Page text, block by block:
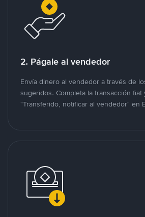
2. Págale al vendedor
Envía dinero al vendedor a través de
sugeridos. Completa la transacción fiat
"Transferido, notificar al vendedor" en